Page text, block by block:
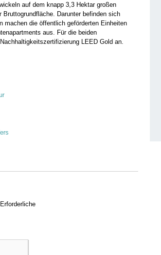
auf dem knapp 3,3 Hektar großen
Darunter befinden sich
machen die öffentlich geförderten Einheiten
aus. Für die beiden
LEED Gold an.
Erforderliche